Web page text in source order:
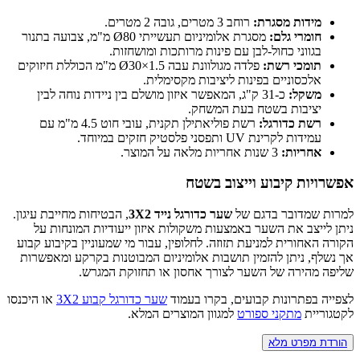
מידות מסגרת: רוחב 3 מטרים, גובה 2 מטרים.
חומרי גלם:
מסגרת אלומיניום תעשייתי Ø80 מ"מ, צבועה בתנור
בגווני כחול-לבן עם פינות מרותכות ומושחזות.
תומכי רשת:
פלדה מגולוונת עבה Ø30×1.5 מ"מ הכוללת חיזוקים
אלכסוניים בפינות ליציבות מקסימלית.
משקל:
כ-31 ק"ג, המאפשר איזון מושלם בין ניידות נוחה לבין
יציבות בשטח בעת המשחק.
רשת כדורגל:
רשת פוליאתילן תקנית, עובי חוט 4.5 מ"מ עם
עמידות לקרינת UV ותפסני פלסטיק חזקים במיוחד.
אחריות:
אפשרויות קיבוע וייצוב בשטח
למרות שמדובר בדגם של שער כדורגל נייד 3X2
, הבטיחות מחייבת עיגון.
ניתן לייצב את השער באמצעות משקולות איזון ייעודיות המונחות על
הקורה האחורית למניעת תזוזה. לחלופין, עבור מי שמעוניין בקיבוע קבוע
אך נשלף, ניתן להזמין תושבות אלומיניום המבוטנות בקרקע ומאפשרות
שליפה מהירה של השער לצורך אחסון או תחזוקת המגרש.
לצפייה בפתרונות קבועים, בקרו בעמוד שער כדורגל קבוע 3X2
או היכנסו
לקטגוריית מתקני ספורט למגוון המוצרים המלא.
הורדת מפרט מלא